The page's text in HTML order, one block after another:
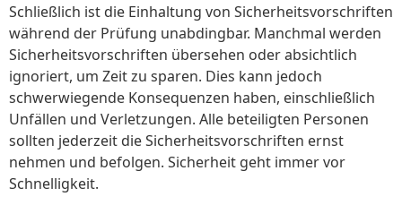
Schließlich ist die Einhaltung von Sicherheitsvorschriften
während der Prüfung unabdingbar. Manchmal werden
Sicherheitsvorschriften übersehen oder absichtlich
ignoriert, um Zeit zu sparen. Dies kann jedoch
schwerwiegende Konsequenzen haben, einschließlich
Unfällen und Verletzungen. Alle beteiligten Personen
sollten jederzeit die Sicherheitsvorschriften ernst
nehmen und befolgen. Sicherheit geht immer vor
Schnelligkeit.